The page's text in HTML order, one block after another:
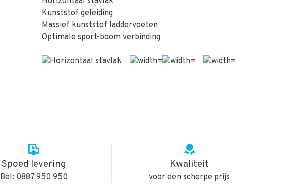
Kunststof geleiding
Massief kunststof laddervoeten
Optimale sport-boom verbinding
Spoed levering
Bel: 0887 950 950
Kwaliteit
voor een scherpe prijs